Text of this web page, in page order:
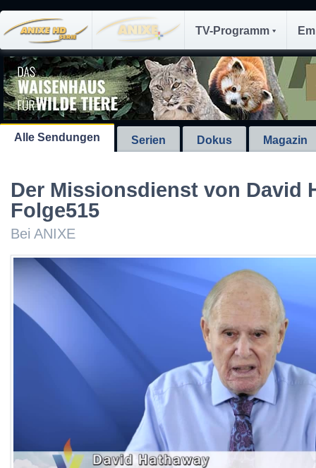
TV-Programm
Alle Sendungen Serien Dokus Magazin
Der Missionsdienst von David
Folge515
Bei ANIXE